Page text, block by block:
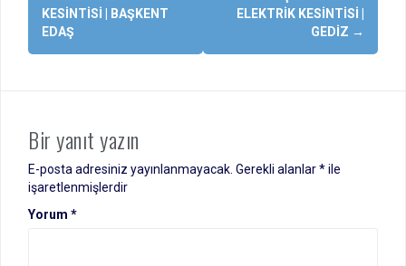
KESINTISI | BAŞKENT
EDAŞ
ELEKTRIK KESINTISI |
GEDIZ →
Bir yanıt yazın
E-posta adresiniz yayınlanmayacak. Gerekli alanlar*ile
işaretlenmişlerdir
Yorum *